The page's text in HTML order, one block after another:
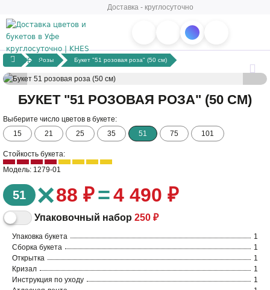
Доставка - круглосуточно
Розы Букет "51 розовая роза" (50 см)
БУКЕТ "51 РОЗОВАЯ РОЗА" (50 СМ)
Выберите число цветов в букете:
15
21 25 35 51 75 101
Стойкость букета:
Модель: 1279-01
51 ×88 ₽=4 490 ₽
Упаковочный набор 250 ₽
Упаковка букета
1
Сборка букета
1
Открытка
1
Кризал
1
Инструкция по уходу
1